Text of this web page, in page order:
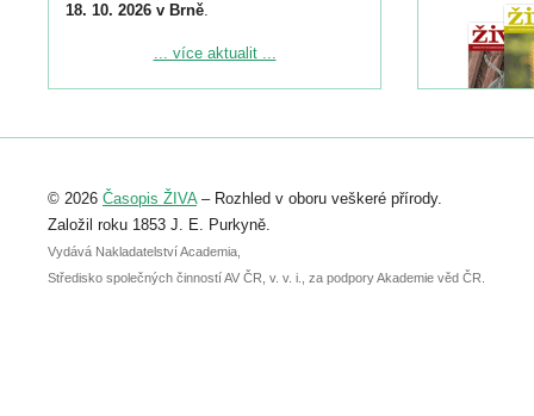
18. 10. 2026 v Brně.
Podrobnější informace ke konferenci
Registrovat se můžete do 6. září.
abstraktu přihlášené přednášky nebo
posteru je už 30. června.
... více aktualit ...
© 2026 Časopis ŽIVA– Rozhled v oboru veškeré přírody.
Založil roku 1853 J. E. Purkyně.
Vydává Nakladatelství Academia,
Středisko společných činností AV ČR, v. v. i., za podpory Akademie věd ČR.